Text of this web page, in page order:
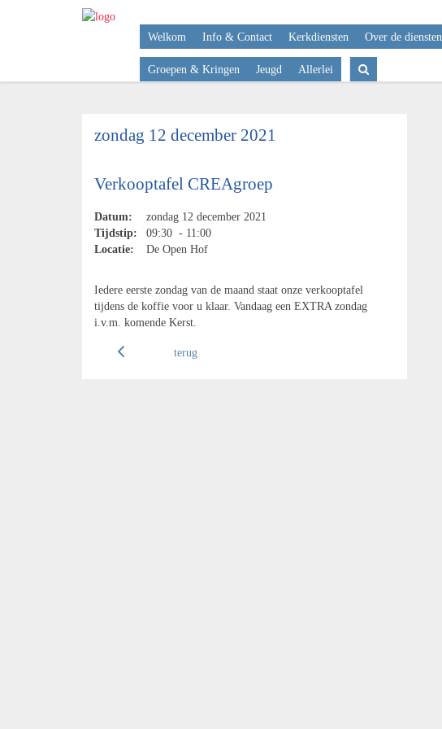
Welkom Info & Contact Kerkdiensten Over de diensten
Groepen & Kringen Jeugd Allerlei
zondag 12 december 2021
Verkooptafel CREAgroep
Datum:
zondag 12 december 2021
Tijdstip:
09:30 - 11:00
Locatie:
De Open Hof
Iedere eerste zondag van de maand staat onze verkooptafel
tijdens de koffie voor u klaar. Vandaag een EXTRA zondag
i.v.m. komende Kerst.
terug